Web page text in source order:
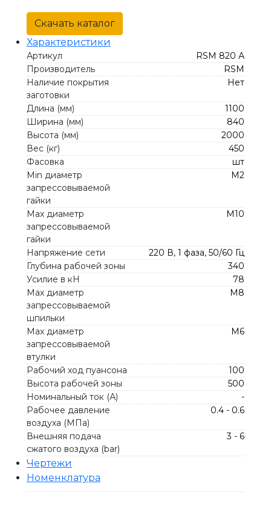
Скачать каталог
Характеристики
Артикул
RSM 820 А
Производитель
RSM
Наличие покрытия
заготовки
Нет
Длина (мм)
1100
Ширина (мм)
840
Высота (мм)
2000
Вес (кг)
450
Фасовка
шт
Min диаметр
запрессовываемой
гайки
М2
Max диаметр
запрессовываемой
гайки
М10
Напряжение сети
220 В, 1 фаза, 50/60 Гц
Глубина рабочей зоны
340
Усилие в кН
78
Max диаметр
запрессовываемой
шпильки
M8
Max диаметр
запрессовываемой
втулки
М6
Рабочий ход пуансона
100
Высота рабочей зоны
500
Номинальный ток (А)
-
Рабочее давление
воздуха (МПа)
0.4 - 0.6
Внешняя подача
сжатого воздуха (bar)
3 - 6
Чертежи
Номенклатура